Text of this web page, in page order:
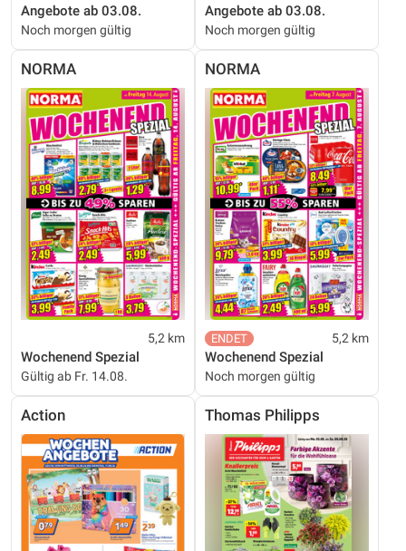
Angebote ab 03.08.
Noch morgen gültig
Angebote ab 03.08.
Noch morgen gültig
NORMA
5,2 km
Wochenend Spezial
Gültig ab Fr. 14.08.
NORMA
5,2 km
Wochenend Spezial
Noch morgen gültig
Action Thomas Philipps